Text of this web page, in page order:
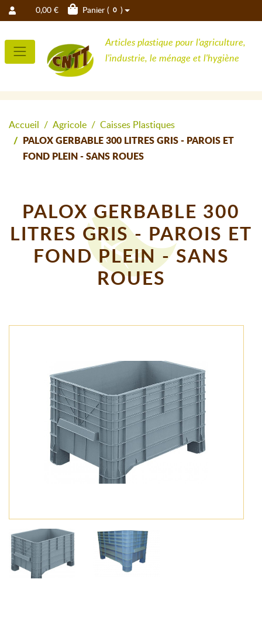
0,00 € Panier ( 0 )
Articles plastique pour l'agriculture,
l'industrie, le ménage et l'hygiène
Accueil Agricole
Caisses Plastiques
PALOX GERBABLE 300 LITRES GRIS - PAROIS ET
FOND PLEIN - SANS ROUES
PALOX GERBABLE 300
LITRES GRIS - PAROIS ET
FOND PLEIN - SANS
ROUES